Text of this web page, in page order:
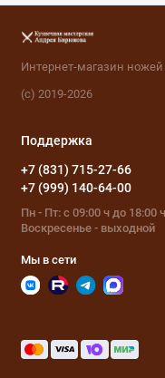
Интернет-магазин
(с) 2019-2026
Поддержка
+7 (831) 715-27-66
+7 (999) 140-64-00
Пн - Пт: с 09:00 ч до 18:00
Воскресенье - выходной
Мы в сети